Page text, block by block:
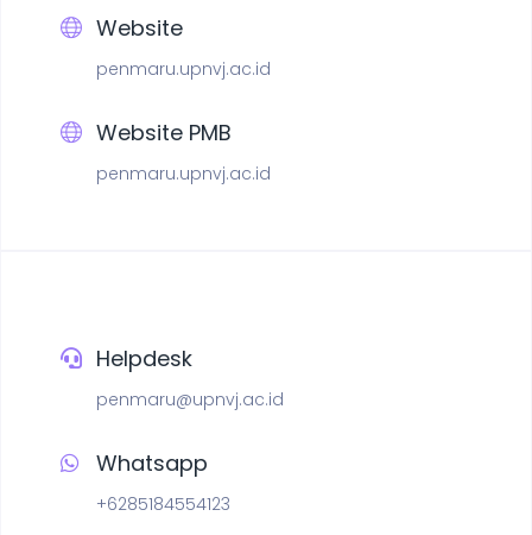
Website
penmaru.upnvj.ac.id
Website PMB
penmaru.upnvj.ac.id
Helpdesk
penmaru@upnvj.ac.id
Whatsapp
+6285184554123